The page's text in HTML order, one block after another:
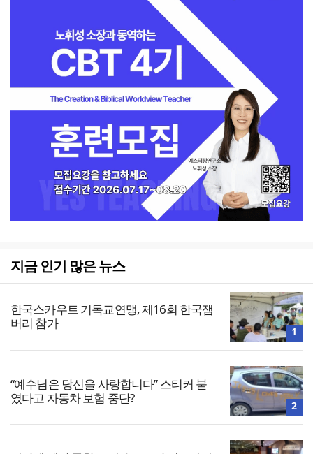
지금 인기 많은 뉴스
한국스카우트 기독교연맹, 제16회 한국잼
버리 참가
1
“예수님은 당신을 사랑합니다” 스티커 붙
였다고 자동차 보험 중단?
2